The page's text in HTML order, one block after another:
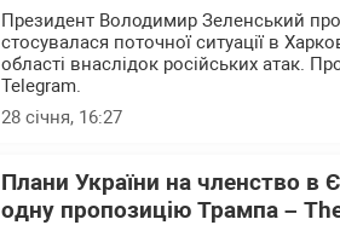
Президент Володимир Зеленський
стосувалася поточної ситуації в
області внаслідок російських атак.
Telegram.
28 січня, 16:27
Плани України на членство в
одну пропозицію Трампа –